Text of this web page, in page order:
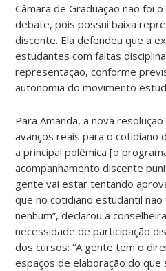
Câmara de Graduação não foi
debate, pois possui baixa
discente. Ela defendeu que a
estudantes com faltas
representação, conforme
autonomia do movimento
Para Amanda, a nova
avanços reais para o cotidiano
a principal polêmica [o
acompanhamento discente
gente vai estar tentando
que no cotidiano estudantil não
nenhum”, declarou a
necessidade de participação
dos cursos: “A gente tem o
espaços de elaboração do que